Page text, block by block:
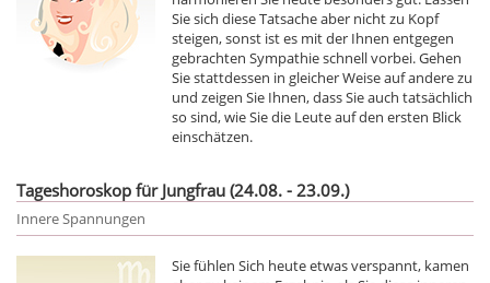
Sie sich diese Tatsache aber nicht zu Kopf
steigen, sonst ist es mit der Ihnen entgegen
gebrachten Sympathie schnell vorbei. Gehen
Sie stattdessen in gleicher Weise auf andere zu
und zeigen Sie Ihnen, dass Sie auch tatsächlich
so sind, wie Sie die Leute auf den ersten Blick
einschätzen.
Tageshoroskop für Jungfrau (24.08. - 23.09.)
Innere Spannungen
Sie fühlen Sich heute etwas verspannt, kamen